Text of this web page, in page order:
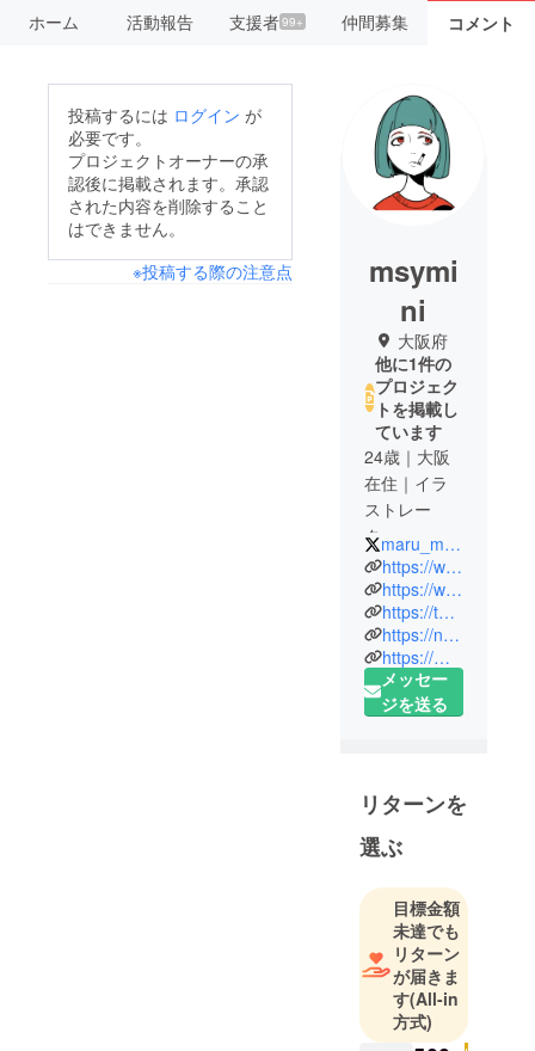
ホーム 活動報告 支援者99+ 仲間募集 コメント
投稿するには ログイン が
必要です。
プロジェクトオーナーの承
認後に掲載されます。承認
された内容を削除すること
はできません。
※投稿する際の注意点
msymi
ni
大阪府
他に1件の
プロジェク
トを掲載し
ています
24歳｜大阪
在住｜イラ
ストレー
ター
イラスト
レーター兼
古着屋店
員。
アンニュイ
なイラスト
を描きなが
ランド
「Annui」を
運営してい
maru_maruer
https://www.msy03.com/
https://www.instagram.com/msymini/
https://twitter.com/maru_maruer
https://note.mu/msy03
https://msyminiblog.com/
メッセー
ジを送る
リターンを
選ぶ
目標金額
未達でも
リターン
が届きま
す(All-in
方式)